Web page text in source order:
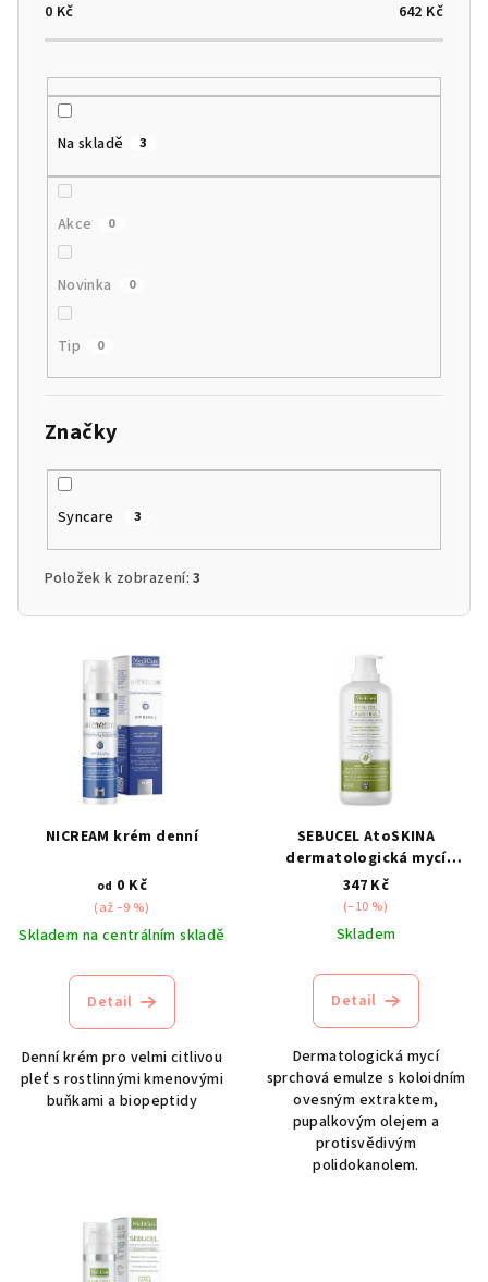
0 Kč 642 Kč
Na skladě 3
Akce 0
Novinka 0
Tip 0
Značky
Syncare 3
Položek k zobrazení:3
u
k
NICREAM krém denní
od 0 Kč
(až –9 %)
Skladem na centrálním skladě
Detail
Denní krém pro velmi citlivou
pleť s rostlinnými kmenovými
buňkami a biopeptidy
SEBUCEL AtoSKINA
dermatologická mycí
emulze
347 Kč
(–10 %)
Skladem
Detail
Dermatologická mycí
sprchová emulze s koloidním
ovesným extraktem,
pupalkovým olejem a
protisvědivým
polidokanolem.